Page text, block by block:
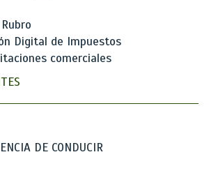
Digital de Impuestos
comerciales
DE CONDUCIR